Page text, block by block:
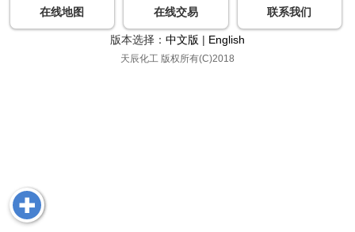
在线地图 在线交易 联系我们
版本选择： 中文版 | English
天辰化工 版权所有(C)2018